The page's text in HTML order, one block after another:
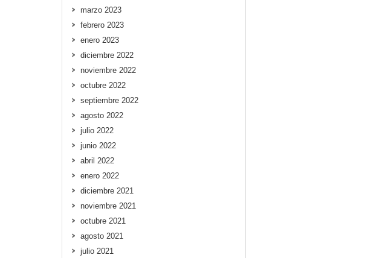
marzo 2023
febrero 2023
enero 2023
diciembre 2022
noviembre 2022
octubre 2022
septiembre 2022
agosto 2022
julio 2022
junio 2022
abril 2022
enero 2022
diciembre 2021
noviembre 2021
octubre 2021
agosto 2021
julio 2021